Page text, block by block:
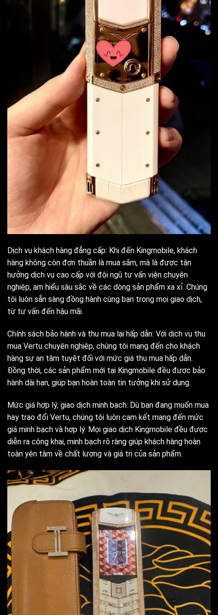
Dịch vụ khách hàng đẳng cấp: Khi đến Kingmobile, khách
hàng không còn đơn thuần là mua sắm, mà là được tận
hưởng dịch vụ cao cấp với đội ngũ tư vấn viên chuyên
nghiệp, am hiểu sâu sắc về các dòng sản phẩm xa xỉ. Chúng
tôi luôn sẵn sàng đồng hành cùng bạn trong mọi giao dịch,
từ tư vấn đến hậu mãi.
Chính sách bảo hành và thu mua lại hấp dẫn: Với dịch vụ thu
mua Vertu chuyên nghiệp, chúng tôi mang đến cho khách
hàng sự an tâm tuyệt đối với mức giá thu mua hấp dẫn.
Đồng thời, các sản phẩm mới tại Kingmobile đều được bảo
hành dài hạn, giúp bạn hoàn toàn tin tưởng khi sử dụng.
Mức giá hợp lý, giao dịch minh bạch: Dù bạn đang muốn mua
hay trao đổi Vertu, chúng tôi luôn cam kết mang đến mức
giá minh bạch và hợp lý. Mọi giao dịch Kingmobile đều được
diễn ra công khai, minh bạch rõ ràng giúp khách hàng hoàn
toàn yên tâm về chất lượng và giá trị của sản phẩm.